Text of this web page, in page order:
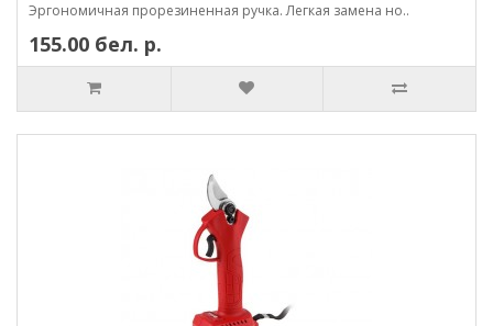
Эргономичная прорезиненная ручка. Легкая замена но..
155.00 бел. р.